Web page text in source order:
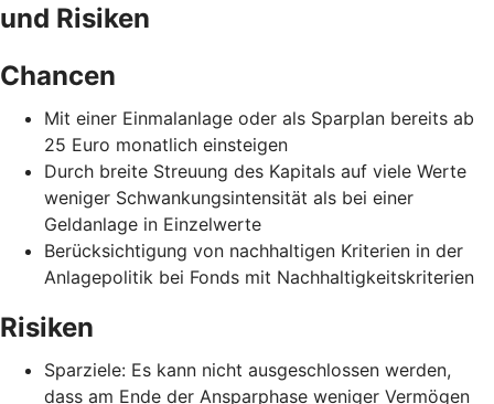
und Risiken
Chancen
Mit einer Einmalanlage oder als Sparplan bereits ab
25 Euro monatlich einsteigen
Durch breite Streuung des Kapitals auf viele Werte
weniger Schwankungsintensität als bei einer
Geldanlage in Einzelwerte
Berücksichtigung von nachhaltigen Kriterien in der
Anlagepolitik bei Fonds mit Nachhaltigkeitskriterien
Risiken
Sparziele: Es kann nicht ausgeschlossen werden,
dass am Ende der Ansparphase weniger Vermögen